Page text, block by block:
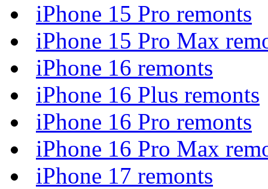
iPhone 15 Pro remonts
iPhone 15 Pro Max
iPhone 16 remonts
iPhone 16 Plus remonts
iPhone 16 Pro remonts
iPhone 16 Pro Max
iPhone 17 remonts